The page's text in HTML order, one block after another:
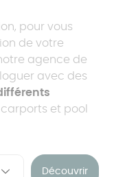
pour vous
de votre
agence de
avec des
et pool
Découvrir